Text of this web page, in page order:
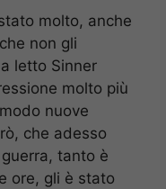
molto, anche
non gli
letto Sinner
molto più
nuove
che adesso
tanto è
ore, gli è stato